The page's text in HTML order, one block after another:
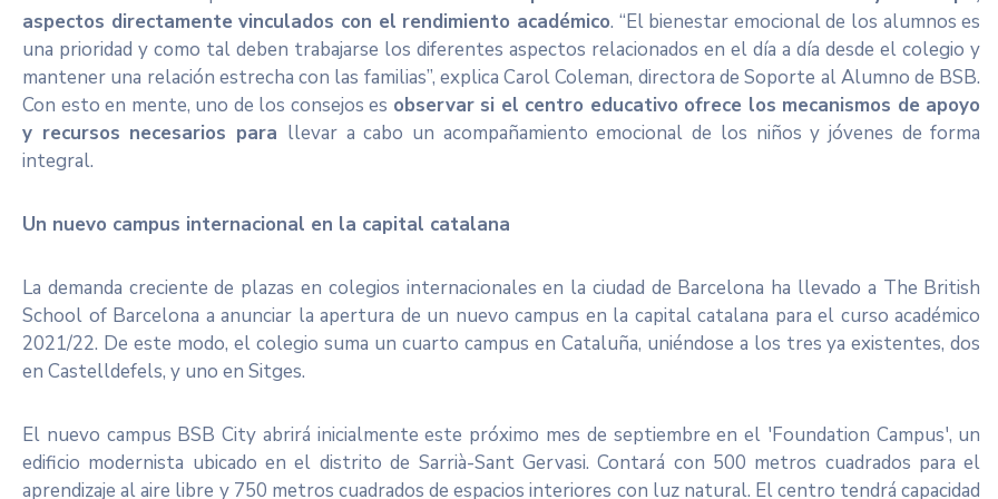
aspectos directamente vinculados con el rendimiento académico. “El bienestar emocional de los alumnos es
una prioridad y como tal deben trabajarse los diferentes aspectos relacionados en el día a día desde el colegio y
mantener una relación estrecha con las familias”, explica Carol Coleman, directora de Soporte al Alumno de BSB.
Con esto en mente, uno de los consejos es observar si el centro educativo ofrece los mecanismos de apoyo
y recursos necesarios para llevar a cabo un acompañamiento emocional de los niños y jóvenes de forma
integral.
Un nuevo campus internacional en la capital catalana
La demanda creciente de plazas en colegios internacionales en la ciudad de Barcelona ha llevado a The British
School of Barcelona a anunciar la apertura de un nuevo campus en la capital catalana para el curso académico
2021/22. De este modo, el colegio suma un cuarto campus en Cataluña, uniéndose a los tres ya existentes, dos
en Castelldefels, y uno en Sitges.
El nuevo campus BSB City abrirá inicialmente este próximo mes de septiembre en el 'Foundation Campus', un
edificio modernista ubicado en el distrito de Sarrià-Sant Gervasi. Contará con 500 metros cuadrados para el
aprendizaje al aire libre y 750 metros cuadrados de espacios interiores con luz natural. El centro tendrá capacidad